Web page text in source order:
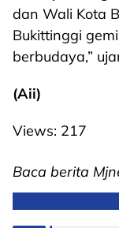
dan Wali Kota
Bukittinggi
berbudaya,”
(Aii)
Views: 217
Baca berita